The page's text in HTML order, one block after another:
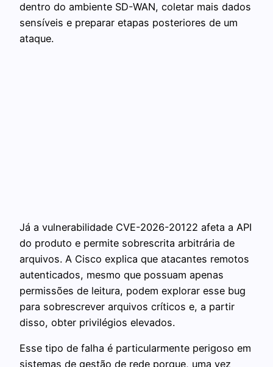
dentro do ambiente SD-WAN, coletar mais dados
sensíveis e preparar etapas posteriores de um
ataque.
Já a vulnerabilidade CVE-2026-20122 afeta a API
do produto e permite sobrescrita arbitrária de
arquivos. A Cisco explica que atacantes remotos
autenticados, mesmo que possuam apenas
permissões de leitura, podem explorar esse bug
para sobrescrever arquivos críticos e, a partir
disso, obter privilégios elevados.
Esse tipo de falha é particularmente perigoso em
sistemas de gestão de rede porque, uma vez